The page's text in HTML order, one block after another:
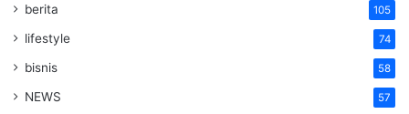
berita 105
lifestyle 74
bisnis 58
NEWS 57